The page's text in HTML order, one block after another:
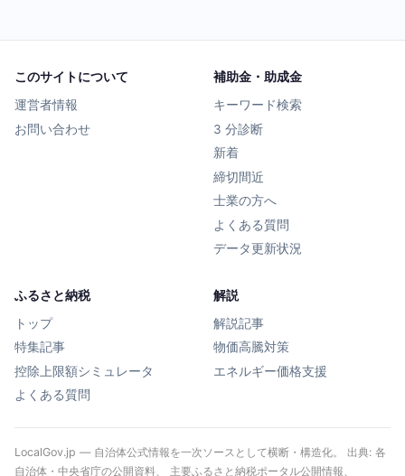
このサイトについて
運営者情報
お問い合わせ
補助金・助成金
キーワード検索
3 分診断
新着
締切間近
士業の方へ
よくある質問
データ更新状況
ふるさと納税
トップ
特集記事
控除上限額シミュレータ
よくある質問
解説
解説記事
物価高騰対策
エネルギー価格支援
LocalGov.jp — 自治体公式情報を一次ソースとして横断・構造化。 出典: 各
自治体・中央省庁の公開資料、 主要ふるさと納税ポータル公開情報、